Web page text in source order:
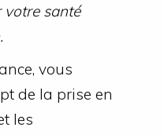
votre santé
vous
de la prise en
les